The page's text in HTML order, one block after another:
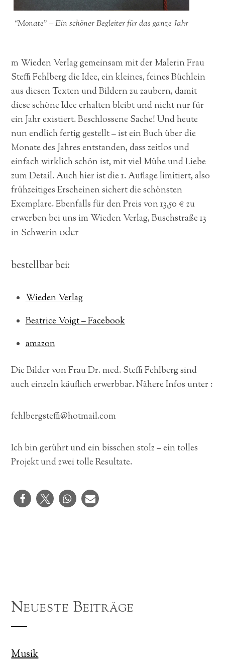
“Monate” – Ein schöner Begleiter für das ganze Jahr
m Wieden Verlag gemeinsam mit der Malerin Frau
Steffi Fehlberg die Idee, ein kleines, feines Büchlein
aus diesen Texten und Bildern zu zaubern, damit
diese schöne Idee erhalten bleibt und nicht nur für
ein Jahr existiert. Beschlossene Sache! Und heute
nun endlich fertig gestellt – ist ein Buch über die
Monate des Jahres entstanden, dass zeitlos und
einfach wirklich schön ist, mit viel Mühe und Liebe
zum Detail. Auch hier ist die 1. Auflage limitiert, also
frühzeitiges Erscheinen sichert die schönsten
Exemplare. Ebenfalls für den Preis von 13,50 € zu
erwerben bei uns im Wieden Verlag, Buschstraße 13
in Schwerin oder
bestellbar bei:
Wieden Verlag
Beatrice Voigt – Facebook
amazon
Die Bilder von Frau Dr. med. Steffi Fehlberg sind
auch einzeln käuflich erwerbbar. Nähere Infos unter :
fehlbergsteffi@hotmail.com
Ich bin gerührt und ein bisschen stolz – ein tolles
Projekt und zwei tolle Resultate.
Neueste Beiträge
Musik